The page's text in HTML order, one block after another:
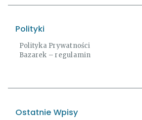
Polityki
Polityka Prywatności
Bazarek – regulamin
Ostatnie Wpisy